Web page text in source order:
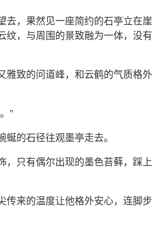
去，果然见一座简约的石亭立在崖
纹，与周围的景致融为一体，没有
雅致的问道峰，和云鹤的气质格外
”
的石径往观墨亭走去。
，只有偶尔出现的墨色苔藓，踩上
传来的温度让他格外安心，连脚步